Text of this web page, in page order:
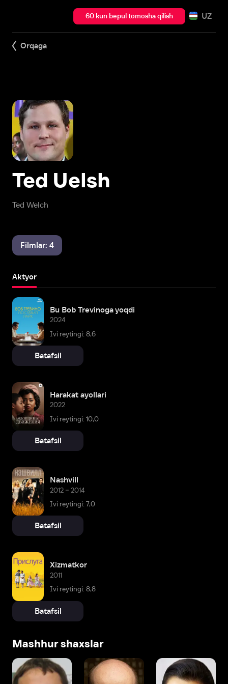
60 kun bepul tomosha qilish UZ
Orqaga
Ted Welch
Ted Uelsh
Filmlar: 4
Aktyor
Bu Bob Trevinoga yoqdi
2024
Ivi reytingi: 8,6
Batafsil
Harakat ayollari
2022
Ivi reytingi: 10,0
Batafsil
Nashvill
2012 – 2014
Ivi reytingi: 7,0
Batafsil
Xizmatkor
2011
Ivi reytingi: 8,8
Batafsil
Mashhur shaxslar